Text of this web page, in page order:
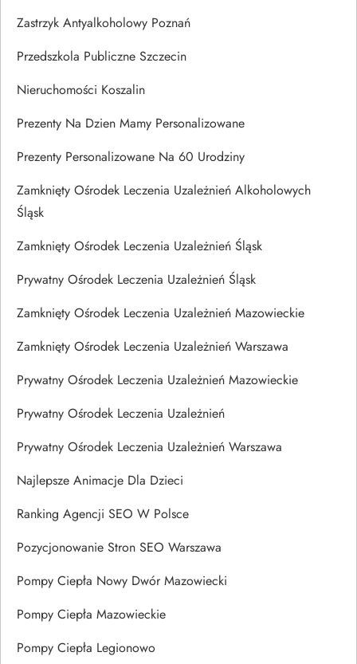
Zastrzyk Antyalkoholowy Poznań
Przedszkola Publiczne Szczecin
Nieruchomości Koszalin
Prezenty Na Dzien Mamy Personalizowane
Prezenty Personalizowane Na 60 Urodziny
Zamknięty Ośrodek Leczenia Uzależnień Alkoholowych
Śląsk
Zamknięty Ośrodek Leczenia Uzależnień Śląsk
Prywatny Ośrodek Leczenia Uzależnień Śląsk
Zamknięty Ośrodek Leczenia Uzależnień Mazowieckie
Zamknięty Ośrodek Leczenia Uzależnień Warszawa
Prywatny Ośrodek Leczenia Uzależnień Mazowieckie
Prywatny Ośrodek Leczenia Uzależnień
Prywatny Ośrodek Leczenia Uzależnień Warszawa
Najlepsze Animacje Dla Dzieci
Ranking Agencji SEO W Polsce
Pozycjonowanie Stron SEO Warszawa
Pompy Ciepła Nowy Dwór Mazowiecki
Pompy Ciepła Mazowieckie
Pompy Ciepła Legionowo